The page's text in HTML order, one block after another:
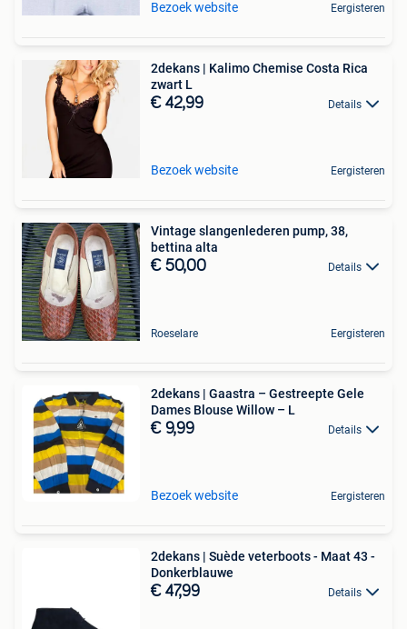
Bezoek website Eergisteren
2dekans | Kalimo Chemise Costa Rica
zwart L
€ 42,99 Details
Bezoek website Eergisteren
Vintage slangenlederen pump, 38,
bettina alta
€ 50,00 Details
Roeselare Eergisteren
2dekans | Gaastra – Gestreepte Gele
Dames Blouse Willow – L
€ 9,99 Details
Bezoek website Eergisteren
2dekans | Suède veterboots - Maat 43 -
Donkerblauwe
€ 47,99 Details